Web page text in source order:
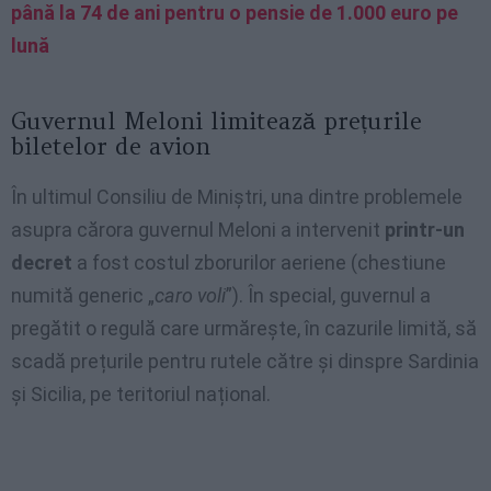
până la 74 de ani pentru o pensie de 1.000 euro pe
lună
Guvernul Meloni limitează prețurile
biletelor de avion
În ultimul Consiliu de Miniștri, una dintre problemele
asupra cărora guvernul Meloni a intervenit printr-un
decret a fost costul zborurilor aeriene (chestiune
numită generic „caro voli”). În special, guvernul a
pregătit o regulă care urmărește, în cazurile limită, să
scadă prețurile pentru rutele către și dinspre Sardinia
și Sicilia, pe teritoriul național.